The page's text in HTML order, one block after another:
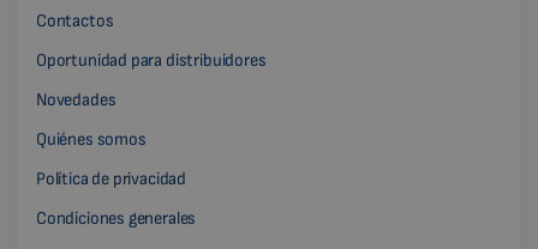
Contactos
Oportunidad para distribuidores
Novedades
Quiénes somos
Política de privacidad
Condiciones generales